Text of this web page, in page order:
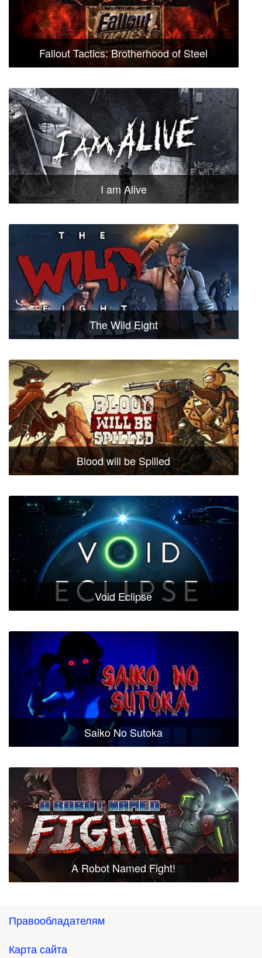
Fallout Tactics: Brotherhood of Steel
I am Alive
The Wild Eight
Blood will be Spilled
Void Eclipse
Saiko No Sutoka
A Robot Named Fight!
Правообладателям
Карта сайта